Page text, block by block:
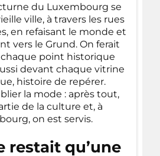
du Luxembourg se
ville, à travers les rues
en refaisant le monde et
vers le Grund. On ferait
chaque point historique
devant chaque vitrine
histoire de repérer.
la mode : après tout,
de la culture et, à
on est servis.
restait qu’une